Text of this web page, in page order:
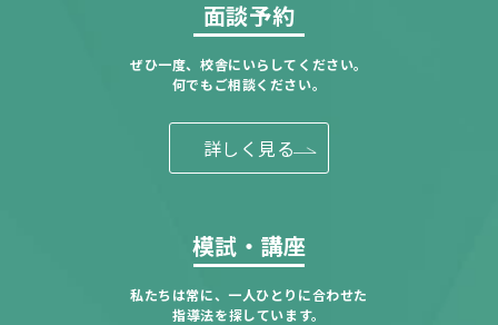
面談予約
ぜひ一度、校舎にいらしてください。
何でもご相談ください。
詳しく見る
模試・講座
私たちは常に、一人ひとりに合わせた
指導法を探しています。